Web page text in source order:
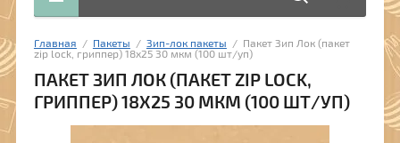
Главная
  /
Пакеты
  /
Зип-лок пакеты
  /  Пакет Зип Лок (пакет
zip lock, гриппер) 18х25 30 мкм (100 шт/уп)
ПАКЕТ ЗИП ЛОК (ПАКЕТ ZIP LOCK,
ГРИППЕР) 18Х25 30 МКМ (100 ШТ/УП)